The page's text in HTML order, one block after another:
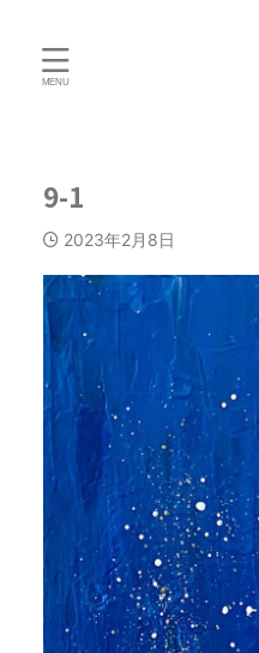
9-1
2023年2月8日